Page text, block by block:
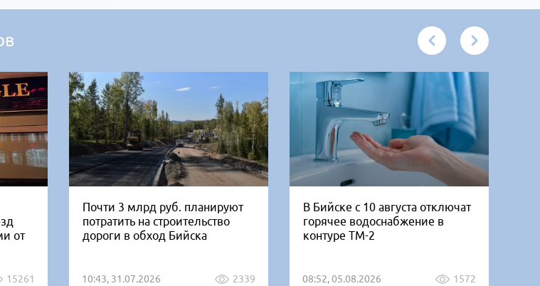
от
15261
Почти 3 млрд руб. планируют
потратить на строительство
дороги в обход Бийска
10:43, 31.07.2026 2339
В Бийске с 10 августа отключат
горячее водоснабжение в
контуре ТМ-2
08:52, 05.08.2026 1572